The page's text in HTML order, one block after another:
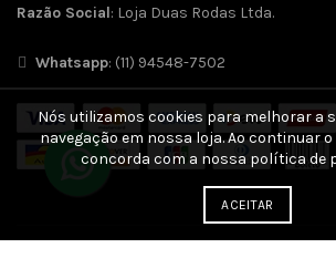
Razão Social: Loja Duas Rodas Ltda.
Whatsapp: (11) 94548-7502
Nós utilizamos cookies para melhorar a
navegação em nossa loja. Ao continuar o
concorda com a nossa política de
ACEITAR